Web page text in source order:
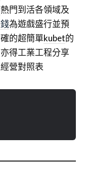
熱門到活各領域及
為遊戲盛行並預
的超簡單kubet的
得工業工程分享
營對照表